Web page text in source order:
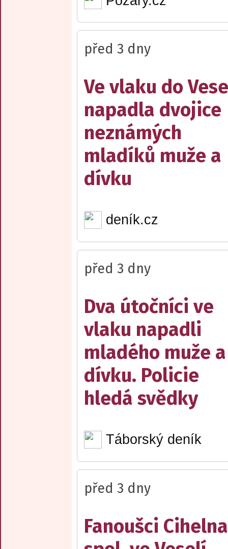
před 3 dny
Ve vlaku do
napadla dvojice
neznámých
mladíků muže a
dívku
deník.cz
před 3 dny
Dva útočníci ve
vlaku napadli
mladého muže a
dívku. Policie
hledá svědky
Táborský deník
před 3 dny
Fanoušci